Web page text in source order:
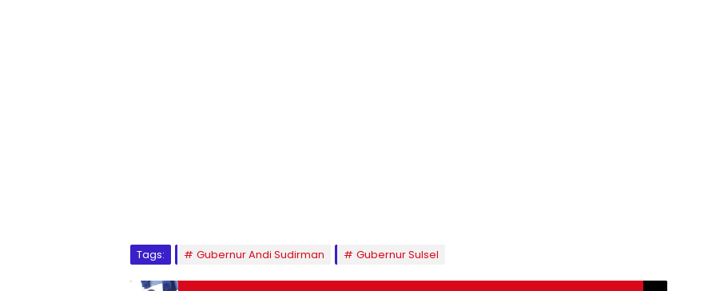
Tags: Gubernur Andi Sudirman Gubernur Sulsel